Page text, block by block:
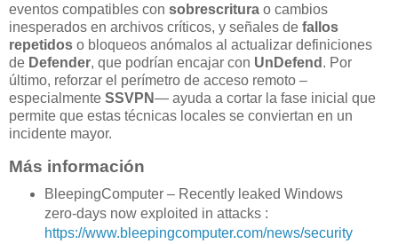
eventos compatibles con sobrescritura o cambios
inesperados en archivos críticos, y señales de fallos
repetidos o bloqueos anómalos al actualizar definiciones
de Defender, que podrían encajar con UnDefend . Por
último, reforzar el perímetro de acceso remoto –
especialmente SSVPN— ayuda a cortar la fase inicial que
permite que estas técnicas locales se conviertan en un
incidente mayor.
Más información
BleepingComputer – Recently leaked Windows
zero-days now exploited in attacks :
https://www.bleepingcomputer.com/news/security